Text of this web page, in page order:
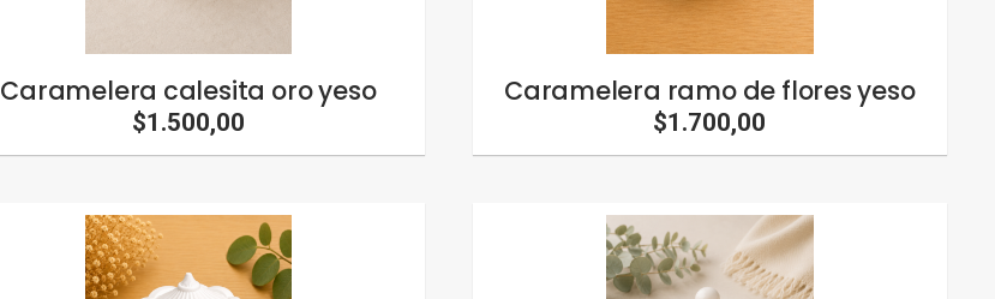
Caramelera calesita oro yeso
$1.500,00
Caramelera ramo de flores yeso
$1.700,00